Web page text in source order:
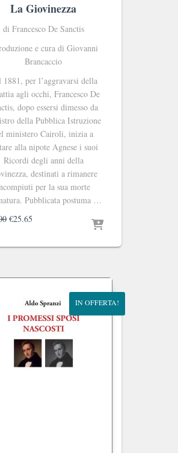
La Giovinezza
di Francesco De Sanctis
e cura di Giovanni
Brancaccio
1881, per l’aggravarsi della
agli occhi, Francesco De
dopo essersi dimesso da
della Pubblica Istruzione
ministero Cairoli, inizia a
alla nipote Agnese i suoi
Ricordi degli anni della
destinati a rimanere
per la sua morte
Pubblicata postuma …
Il
€25.65
IN OFFERTA!